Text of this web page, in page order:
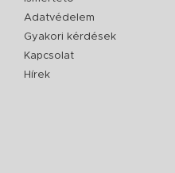
Adatvédelem
Gyakori kérdések
Kapcsolat
Hírek